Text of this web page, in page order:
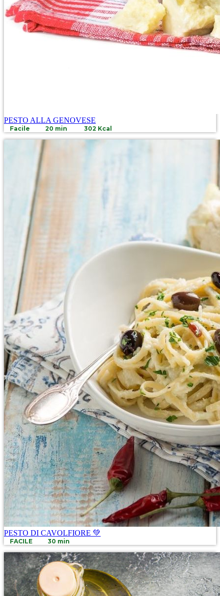
PESTO ALLA GENOVESE
Facile 20 min 302 Kcal
PESTO DI CAVOLFIORE 💚
FACILE 30 min